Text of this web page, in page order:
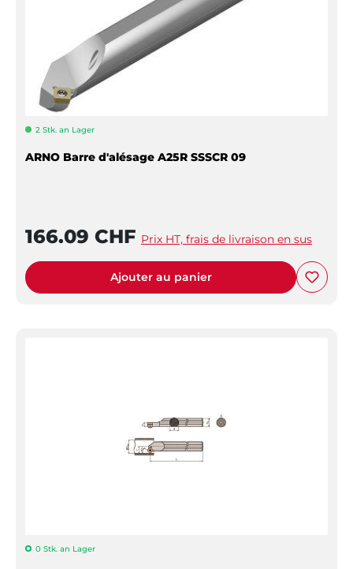
2 Stk. an Lager
ARNO Barre d'alésage A25R SSSCR 09
166.09 CHF Prix HT, frais de livraison en sus
Ajouter au panier
0 Stk. an Lager